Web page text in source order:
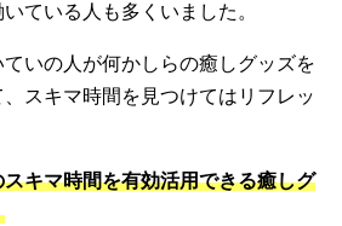
ている人も多くいました。
いの人が何かしらの癒しグッズを
スキマ時間を見つけてはリフレッ
キマ時間を有効活用できる癒しグ